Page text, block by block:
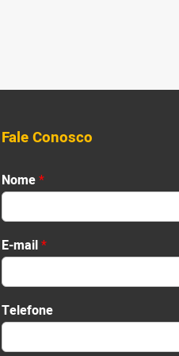
Fale Conosco
Nome*
First
E-mail*
Telefone